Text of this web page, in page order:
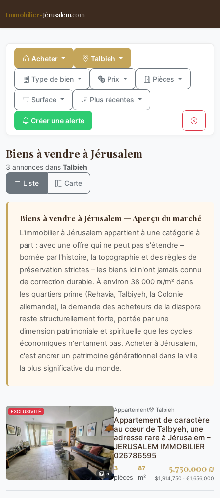
Immobilier-Jérusalem.com
Acheter Talbieh
Type de bien Prix Pièces
Surface Plus récentes
Créer une alerte
Biens à vendre à Jérusalem
3 annonces dans Talbieh
Liste
Carte
Biens à vendre à Jérusalem — Aperçu du marché
L'immobilier à Jérusalem appartient à une catégorie à
part : avec une offre qui ne peut pas s'étendre –
bornée par l'histoire, la topographie et des règles de
préservation strictes – les biens ici n'ont jamais connu
de correction durable. À environ 38 000 ₪/m² dans
les quartiers prime (Rehavia, Talbiyeh, la Colonie
allemande), la demande des acheteurs de la diaspora
reste structurellement forte, portée par une
dimension patrimoniale et spirituelle que les cycles
économiques n'entament pas. Acheter à Jérusalem,
c'est ancrer un patrimoine générationnel dans la ville
la plus significative du monde.
EXCLUSIVITÉ
5
Appartement Talbieh
Appartement de caractère
au cœur de Talbyeh, une
adresse rare à Jérusalem –
JERUSALEM IMMOBILIER
026786595
3
pièces
87
m²
5,750,000 ₪
$1,914,750 · €1,656,000